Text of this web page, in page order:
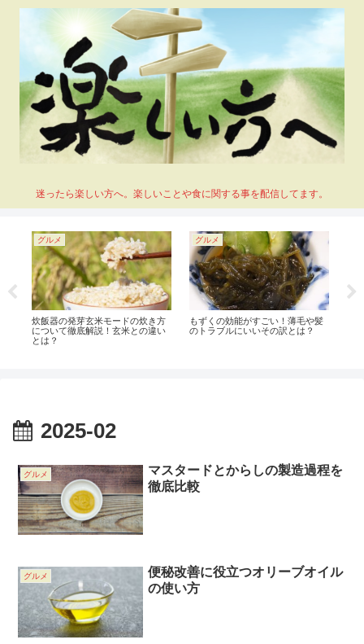
迷ったら楽しい方へ。楽しいことや食に関する事を配信してます。
グルメ
炊飯器の発芽玄米モードの炊き方
について徹底解説！玄米との違い
とは？
グルメ
もずくの効能がすごい！薄毛や髪
のトラブルにいいその訳とは？
2025-02
グルメ
マスタードとからしの製造過程を
徹底比較
グルメ
便秘改善に役立つオリーブオイル
の使い方